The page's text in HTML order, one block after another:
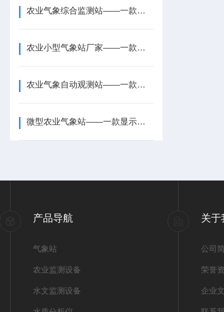
农业气象综合监测站——一款适配农业户外的田间气象观测站2025+派+送
农业小型气象站厂家——一款长期可靠运行的太阳能智能农业气象站2025+派+送
农业气象自动观测站——一款界面简洁直观的智慧农业气象站2026+派+送
微型农业气象站——一款显示清晰的农业大田气象站2026+派+送
产品导航
气象站
农业监测设备
水文监测设备
关于
公司
荣誉
企业